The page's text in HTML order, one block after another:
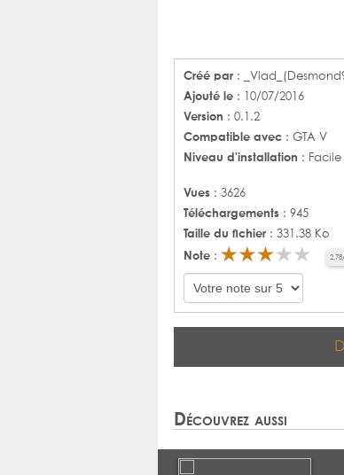
Créé par :
Ajouté le : 10/07/2016
Version : 0.1.2
Compatible avec : GTA V
Niveau d'installation : Facile
Vues : 3626
Téléchargements : 945
Taille du fichier : 331.38 Ko
Note : 2,78/
Découvrez aussi